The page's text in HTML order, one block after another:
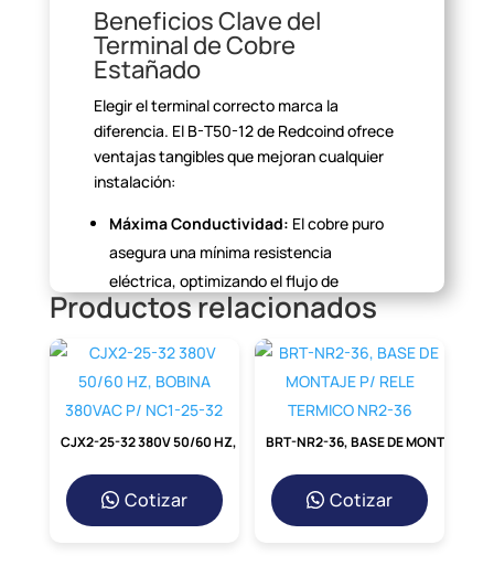
Beneficios Clave del
Terminal de Cobre
Estañado
Elegir el terminal correcto marca la
diferencia. El B-T50-12 deRedcoind ofrece
ventajas tangibles que mejoran cualquier
instalación:
Máxima Conductividad: El cobre puro
asegura una mínima resistencia
eléctrica, optimizando el flujo de
corriente yreduciendo las pérdidas de
Protección Anticorrosión:
El baño de
estaño protege al cobre de la oxidación,
garantizando una superficie de
contacto
limpia y confiable por mucho más tiempo,
incluso en ambientes
húmedos.
Fácil Instalación:
Su diseño permiteun
Productos relacionados
Cotizar Cotizar